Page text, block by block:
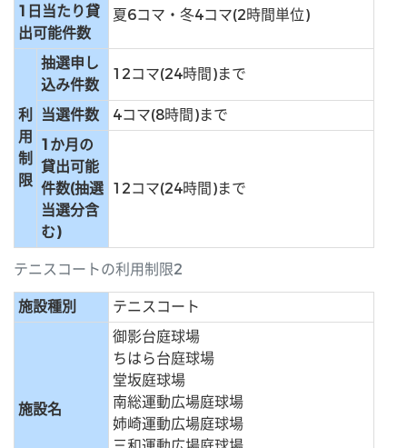
1日当たり貸
出可能件数
夏6コマ・冬4コマ(2時間単位)
利
用
制
限
抽選申し
込み件数
12コマ(24時間)まで
当選件数
4コマ(8時間)まで
1か月の
貸出可能
件数(抽選
当選分含
む)
12コマ(24時間)まで
テニスコートの利用制限2
施設種別
テニスコート
施設名
御影台庭球場
ちはら台庭球場
堂坂庭球場
南総運動広場庭球場
姉崎運動広場庭球場